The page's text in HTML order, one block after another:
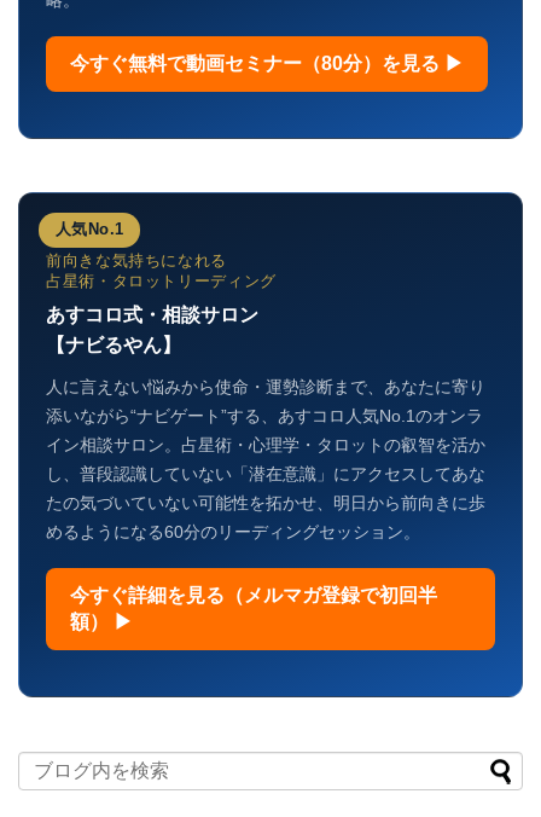
今すぐ無料で動画セミナー（80分）を見る ▶
人気No.1
前向きな気持ちになれる
占星術・タロットリーディング
あすコロ式・相談サロン
【ナビるやん】
人に言えない悩みから使命・運勢診断まで、あなたに寄り
添いながら“ナビゲート”する、あすコロ人気No.1のオンラ
イン相談サロン。占星術・心理学・タロットの叡智を活か
し、普段認識していない「潜在意識」にアクセスしてあな
たの気づいていない可能性を拓かせ、明日から前向きに歩
めるようになる60分のリーディングセッション。
今すぐ詳細を見る（メルマガ登録で初回半
額） ▶